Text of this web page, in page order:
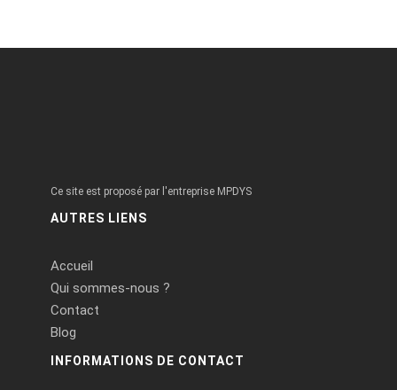
Ce site est proposé par l'entreprise MPDYS
AUTRES LIENS
Accueil
Qui sommes-nous ?
Contact
Blog
INFORMATIONS DE CONTACT